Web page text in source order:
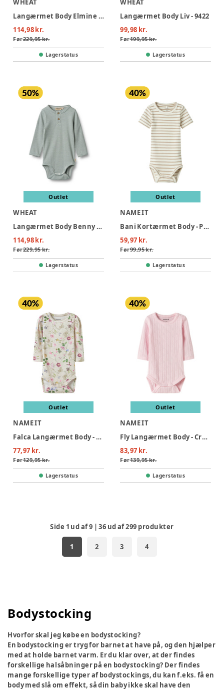
WHEAT
Langærmet Body Elmine - 9418
114,98 kr.
Før229,95 kr.
Lagerstatus
WHEAT
Langærmet Body Liv - 9422
99,98 kr.
Før199,95 kr.
Lagerstatus
Outlet
WHEAT
Langærmet Body Benny - 9442
114,98 kr.
Før229,95 kr.
Lagerstatus
Outlet
NAME IT
Bani Kortærmet Body - Pure Cashmere
59,97 kr.
Før99,95 kr.
Lagerstatus
Outlet
NAME IT
Falca Langærmet Body - Peyote Melange
77,97 kr.
Før129,95 kr.
Lagerstatus
Outlet
NAME IT
Fly Langærmet Body - Cradle Pink
83,97 kr.
Før139,95 kr.
Lagerstatus
Side 1 ud af9 |36 ud af299 produkter
1 2 3 4
Bodystocking
Hvorfor skal jeg købe en bodystocking?
En bodystocking er tryg for barnet at have på, og den hjælper
med at holde barnet varm. Er du klar over, at der findes
forskellige halsåbninger på en bodystocking? Der findes
mange forskellige typer af bodystockings, du kan f.eks. få en
body med slå om effekt, så din baby ikke skal have den